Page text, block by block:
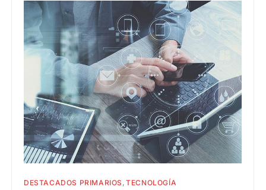
DESTACADOS PRIMARIOS TECNOLOGÍA